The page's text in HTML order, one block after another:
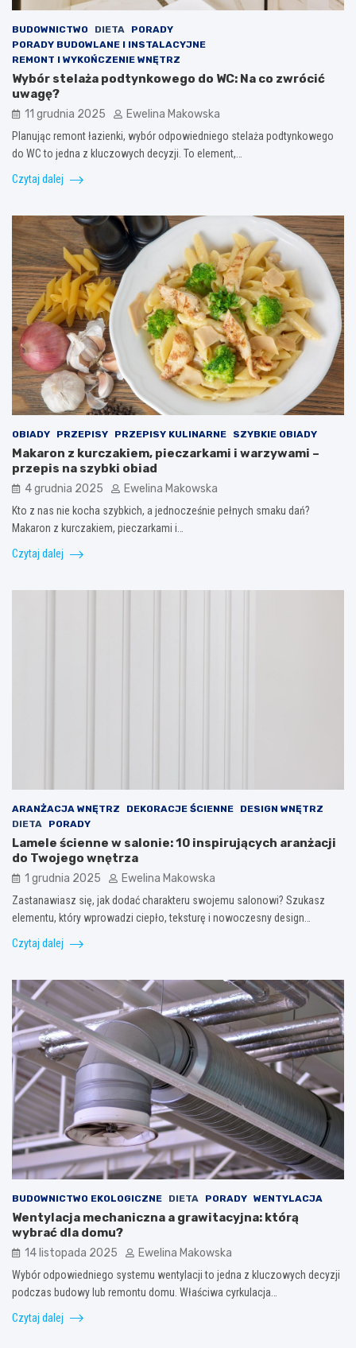
BUDOWNICTWO DIETA
PORADY
PORADY BUDOWLANE I INSTALACYJNE
REMONT I WYKOŃCZENIE WNĘTRZ
Wybór stelaża podtynkowego do WC: Na co zwrócić
uwagę?
11 grudnia 2025 Ewelina Makowska
Planując remont łazienki, wybór odpowiedniego stelaża podtynkowego
do WC to jedna z kluczowych decyzji. To element,…
Czytaj dalej
OBIADY PRZEPISY PRZEPISY KULINARNE SZYBKIE OBIADY
Makaron z kurczakiem, pieczarkami i warzywami –
przepis na szybki obiad
4 grudnia 2025 Ewelina Makowska
Kto z nas nie kocha szybkich, a jednocześnie pełnych smaku dań?
Makaron z kurczakiem, pieczarkami i…
Czytaj dalej
ARANŻACJA WNĘTRZ DEKORACJE ŚCIENNE
DESIGN WNĘTRZ
DIETA
PORADY
Lamele ścienne w salonie: 10 inspirujących aranżacji
do Twojego wnętrza
1 grudnia 2025 Ewelina Makowska
Zastanawiasz się, jak dodać charakteru swojemu salonowi? Szukasz
elementu, który wprowadzi ciepło, teksturę i nowoczesny design…
Czytaj dalej
BUDOWNICTWO EKOLOGICZNE DIETA PORADY WENTYLACJA
Wentylacja mechaniczna a grawitacyjna: którą
wybrać dla domu?
14 listopada 2025 Ewelina Makowska
Wybór odpowiedniego systemu wentylacji to jedna z kluczowych decyzji
podczas budowy lub remontu domu. Właściwa cyrkulacja…
Czytaj dalej